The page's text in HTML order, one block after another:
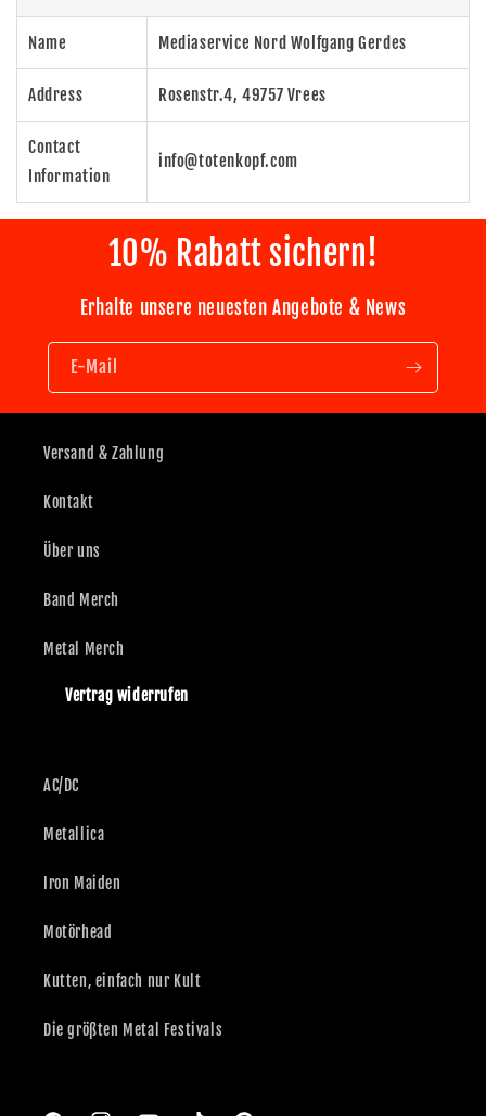
Name Mediaservice Nord Wolfgang Gerdes
Address Rosenstr.4, 49757 Vrees
Contact
Information
info@totenkopf.com
10% Rabatt sichern!
Erhalte unsere neuesten Angebote & News
E-Mail
Versand & Zahlung
Kontakt
Über uns
Band Merch
Metal Merch
Vertrag widerrufen
AC/DC
Metallica
Iron Maiden
Motörhead
Kutten, einfach nur Kult
Die größten Metal Festivals